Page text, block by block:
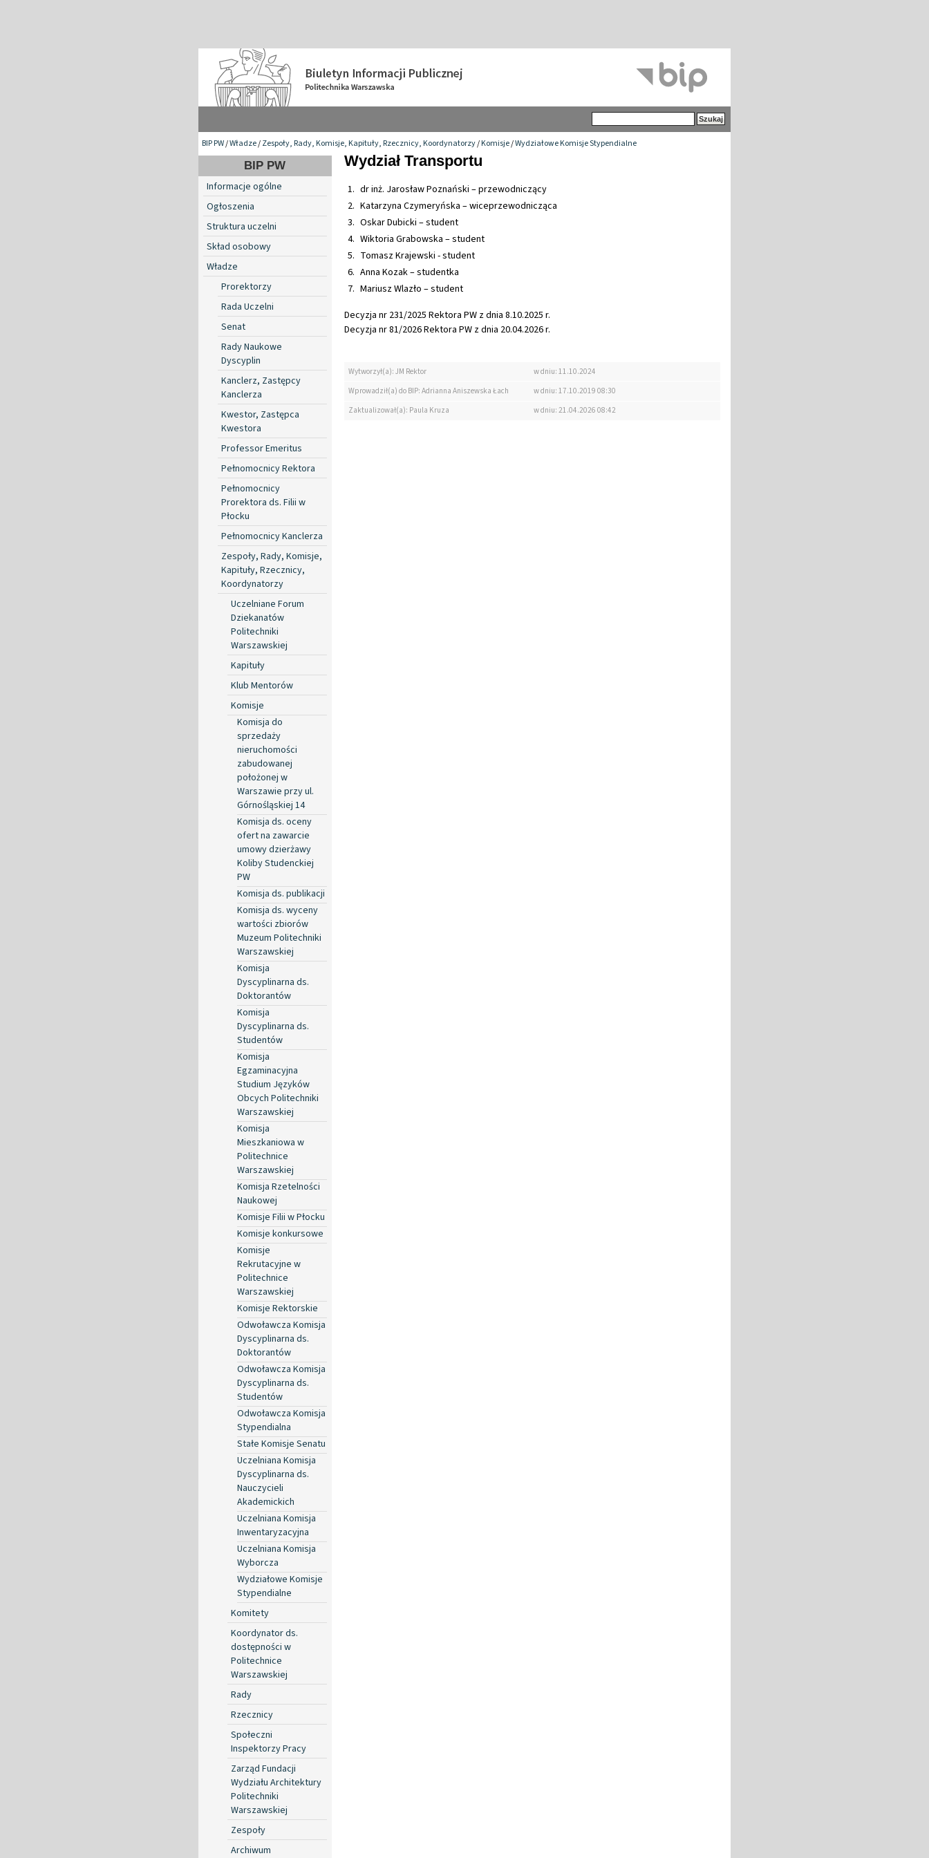
BIP PW/Władze/Zespoły, Rady, Komisje, Kapituły, Rzecznicy, Koordynatorzy/Komisje/Wydziałowe Komisje Stypendialne
BIP PW
Informacje ogólne
Ogłoszenia
Struktura uczelni
Skład osobowy
Władze
Prorektorzy
Rada Uczelni
Senat
Rady Naukowe
Dyscyplin
Kanclerz, Zastępcy
Kanclerza
Kwestor, Zastępca
Kwestora
Professor Emeritus
Pełnomocnicy Rektora
Pełnomocnicy
Prorektora ds. Filii w
Płocku
Pełnomocnicy Kanclerza
Zespoły, Rady, Komisje,
Kapituły, Rzecznicy,
Koordynatorzy
Uczelniane Forum
Dziekanatów
Politechniki
Warszawskiej
Kapituły
Klub Mentorów
Komisje
Komisja do
sprzedaży
nieruchomości
zabudowanej
położonej w
Warszawie przy ul.
Górnośląskiej 14
Komisja ds. oceny
ofert na zawarcie
umowy dzierżawy
Koliby Studenckiej
PW
Komisja ds. publikacji
Komisja ds. wyceny
wartości zbiorów
Muzeum Politechniki
Warszawskiej
Komisja
Dyscyplinarna ds.
Doktorantów
Komisja
Dyscyplinarna ds.
Studentów
Komisja
Egzaminacyjna
Studium Języków
Obcych Politechniki
Warszawskiej
Komisja
Mieszkaniowa w
Politechnice
Warszawskiej
Komisja Rzetelności
Naukowej
Komisje Filii w Płocku
Komisje konkursowe
Komisje
Rekrutacyjne w
Politechnice
Warszawskiej
Komisje Rektorskie
Odwoławcza Komisja
Dyscyplinarna ds.
Doktorantów
Odwoławcza Komisja
Dyscyplinarna ds.
Studentów
Odwoławcza Komisja
Stypendialna
Stałe Komisje Senatu
Uczelniana Komisja
Dyscyplinarna ds.
Nauczycieli
Akademickich
Uczelniana Komisja
Inwentaryzacyjna
Uczelniana Komisja
Wyborcza
Wydziałowe Komisje
Stypendialne
Komitety
Koordynator ds.
dostępności w
Politechnice
Warszawskiej
Rady
Rzecznicy
Społeczni
Inspektorzy Pracy
Zarząd Fundacji
Wydziału Architektury
Politechniki
Warszawskiej
Zespoły
Archiwum
Wydział Transportu
dr inż. Jarosław Poznański – przewodniczący
Katarzyna Czymeryńska – wiceprzewodnicząca
Oskar Dubicki – student
Wiktoria Grabowska – student
Tomasz Krajewski - student
Anna Kozak – studentka
Mariusz Wlazło – student
Decyzja nr 231/2025 Rektora PW z dnia 8.10.2025 r.
Decyzja nr 81/2026 Rektora PW z dnia 20.04.2026 r.
Wytworzył(a): JM Rektor
w dniu: 11.10.2024
Wprowadził(a) do BIP: Adrianna Aniszewska Łach
w dniu: 17.10.2019 08:30
Zaktualizował(a): Paula Kruza
w dniu: 21.04.2026 08:42